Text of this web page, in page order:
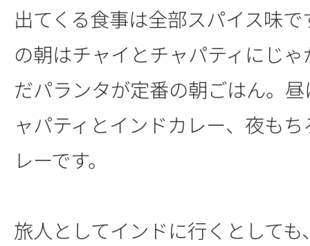
出てくる食事は全部スパイス味で
の朝はチャイとチャパティにじ
だパランタが定番の朝ごはん。
ャパティとインドカレー、夜も
レーです。
旅人としてインドに行くとして